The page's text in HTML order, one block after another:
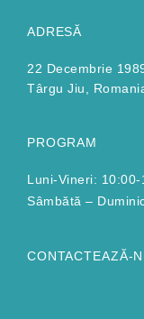
ADRESĂ
22 Decembrie
Târgu Jiu,
PROGRAM
Luni-Vineri: 10:00-
Sâmbătă –
CONTACTEAZĂ-